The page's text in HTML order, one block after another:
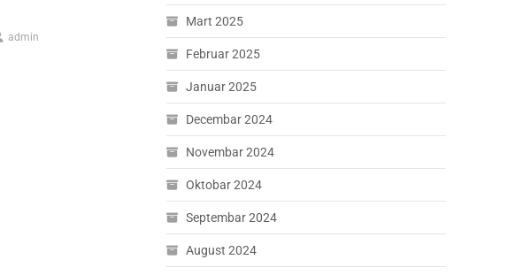
admin
Mart 2025
Februar 2025
Januar 2025
Decembar 2024
Novembar 2024
Oktobar 2024
Septembar 2024
August 2024